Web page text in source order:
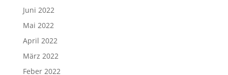
Juni 2022
Mai 2022
April 2022
März 2022
Feber 2022